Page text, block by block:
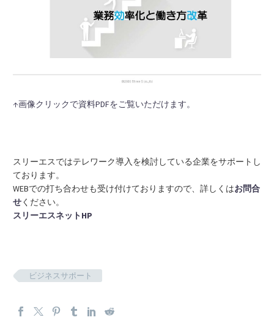
↑画像クリックで資料PDFをご覧いただけます。
スリーエスではテレワーク導入を検討している企業をサポートし
ております。
WEBでの打ち合わせも受け付けておりますので、詳しくはお問合
せください。
スリーエスネットHP
ビジネスサポート